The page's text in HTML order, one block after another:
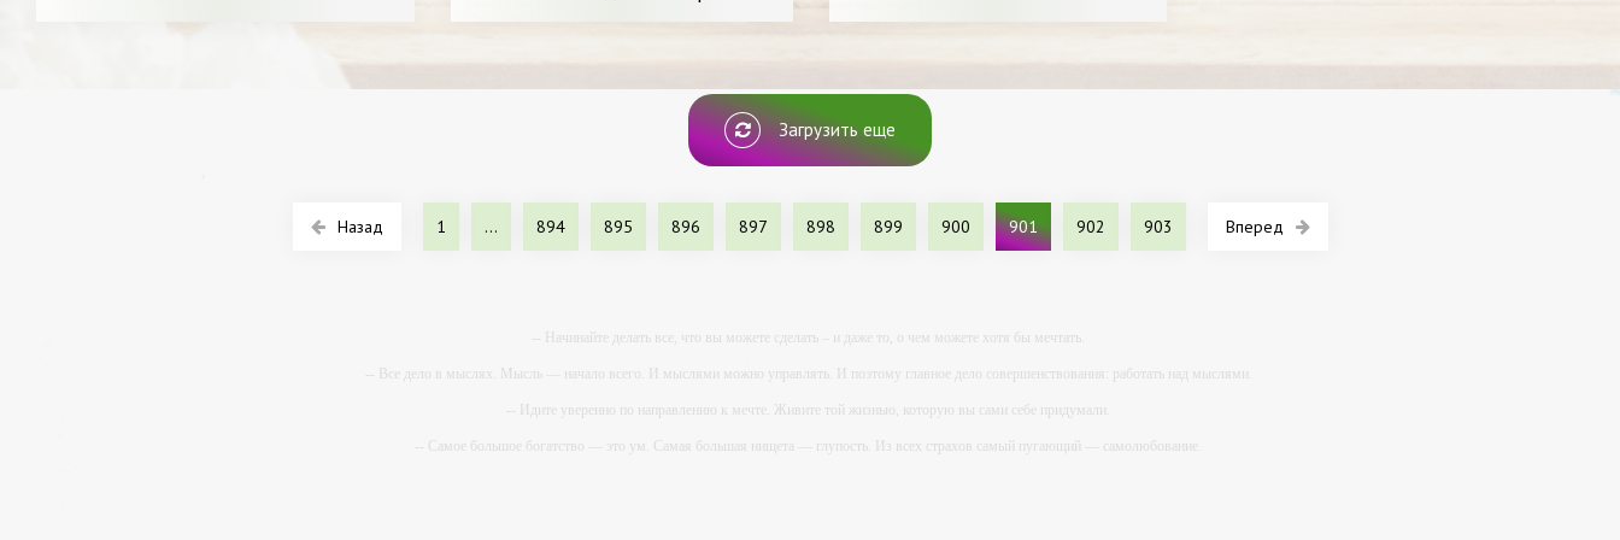
Загрузить еще
Назад 1 ... 894 895 896 897 898 899 900 901 902 903 Вперед
-- Начинайте делать все, что вы можете сделать – и даже то, о чем можете хотя бы мечтать.
-- Все дело в мыслях. Мысль — начало всего. И мыслями можно управлять. И поэтому главное дело совершенствования: работать над мыслями.
-- Идите уверенно по направлению к мечте. Живите той жизнью, которую вы сами себе придумали.
-- Самое большое богатство — это ум. Самая большая нищета — глупость. Из всех страхов самый пугающий — самолюбование.